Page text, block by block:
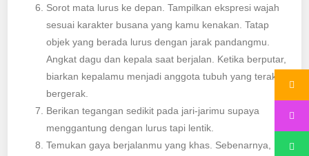
Sorot mata lurus ke depan. Tampilkan ekspresi wajah
sesuai karakter busana yang kamu kenakan. Tatap
objek yang berada lurus dengan jarak pandangmu.
Angkat dagu dan kepala saat berjalan. Ketika berputar,
biarkan kepalamu menjadi anggota tubuh yang terakhir
bergerak.
Berikan tegangan sedikit pada jari-jarimu supaya
menggantung dengan lurus tapi lentik.
Temukan gaya berjalanmu yang khas. Sebenarnya,